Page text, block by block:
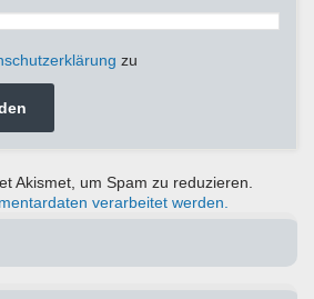
zu
Akismet, um Spam zu reduzieren.
verarbeitet werden.